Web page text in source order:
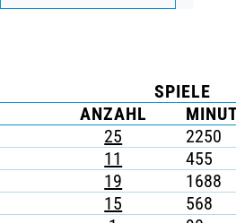
SPIELE
ANZAHL
25 2250
11 455
19 1688
15 568